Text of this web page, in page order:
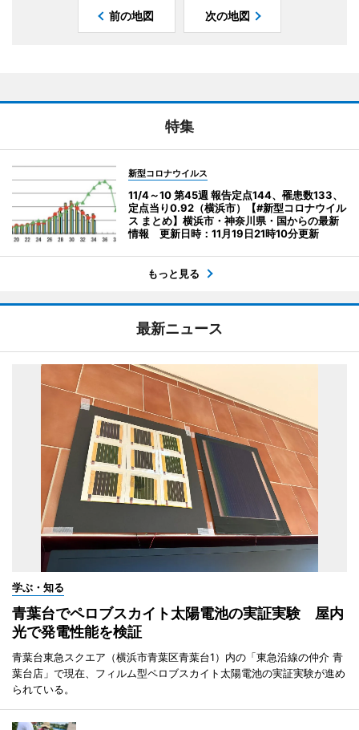
前の地図 次の地図
特集
新型コロナウイルス
11/4～10 第45週 報告定点144、罹患数133、
定点当り0.92（横浜市）【#新型コロナウイル
ス まとめ】横浜市・神奈川県・国からの最新
情報 更新日時：11月19日21時10分更新
もっと見る
最新ニュース
学ぶ・知る
青葉台でペロブスカイト太陽電池の実証実験 屋内
光で発電性能を検証
青葉台東急スクエア（横浜市青葉区青葉台1）内の「東急沿線の仲介 青
葉台店」で現在、フィルム型ペロブスカイト太陽電池の実証実験が進め
られている。